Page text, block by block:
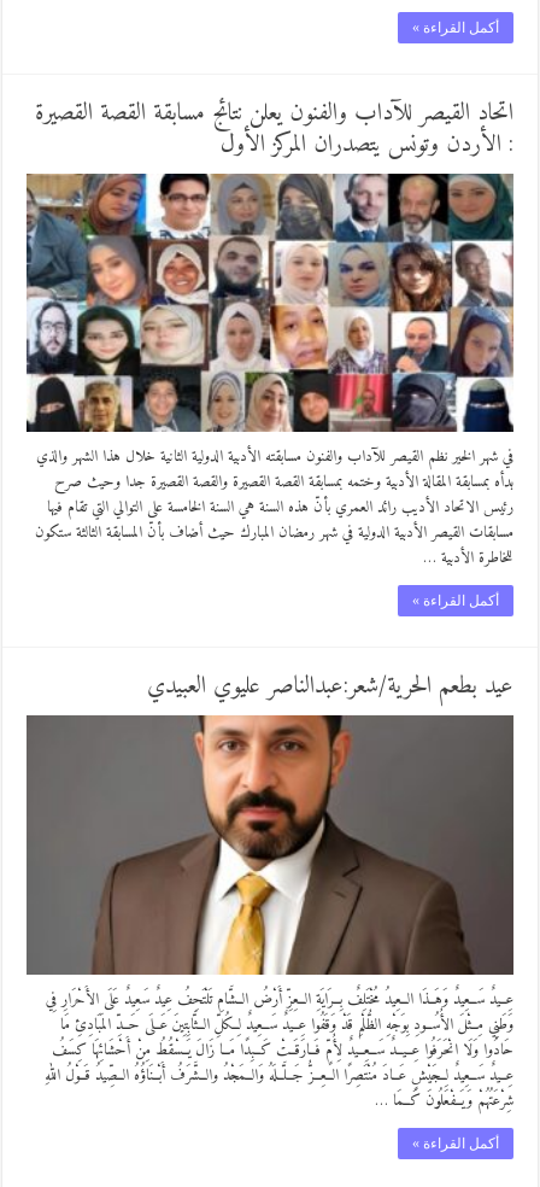
أكمل القراءة »
اتحاد القيصر للآداب والفنون يعلن نتائج مسابقة القصة القصيرة
: الأردن وتونس يتصدران المركز الأول
في شهر الخير نظم القيصر للآداب والفنون مسابقته الأدبية الدولية الثانية خلال هذا الشهر والذي
بدأه بمسابقة المقالة الأدبية وختمه بمسابقة القصة القصيرة والقصة القصيرة جدا وحيث صرح
رئيس الاتحاد الأديب رائد العمري بأنّ هذه السنة هي السنة الخامسة على التوالي التي تقام فيها
مسابقات القيصر الأدبية الدولية في شهر رمضان المبارك حيث أضاف بأنّ المسابقة الثالثة ستكون
للخاطرة الأدبية …
أكمل القراءة »
عيد بطعم الحرية/شعر:عبدالناصر عليوي العبيدي
عِــيدٌ سَــعِيدٌ وَهَــذَا الــعِيدُ مُخْتَلِفٌ بِــرَايَةِ الــعِزِّ أَرْضُ الــشَّامِ تَلْتَحِفُ عِيدٌ سَعِيدٌ عَلَى الأَحْرَارِ فِي
وَطَنِي مِــثْلَ الأُسُــودِ بِوَجْهِ الظُّلْمِ قَدْ وَقَفُوا عِــيدٌ سَــعِيدٌ لِــكُلِّ الــثَّابِتِينَ عَــلَى حَــدِّ المَبَادِئِ مَا
حَادُوا وَلَا انْحَرَفُوا عِــيــدٌ سَــعِــيدٌ لِأُمٍّ فَــارَقَــتْ كَــبِدًا مَــا زَالَ يَــسْقُطُ مِنْ أَحْشَائِهَا كِسَفُ
عِــيدٌ سَــعِيدٌ لِــجَيْشٍ عَــادَ مُنْتَصِرًا الــعِــزُّ جَــلَّــلَهُ وَالــمَجْدُ والــشَّرَفُ أَبْــنَاؤُهُ الــصِّيدُ قَــوْلُ اللهِ
شِرْعَتُهُمْ وَيَــفْعَلُونَ كَــمَا …
أكمل القراءة »